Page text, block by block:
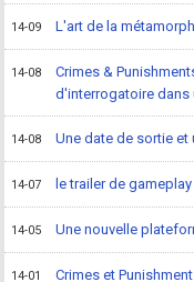
14-09 L'art de la
14-08
Crimes &
d'interrogatoire dans
14-08 Une date de sortie et
14-07 le trailer de
14-05 Une nouvelle
14-01
Crimes et